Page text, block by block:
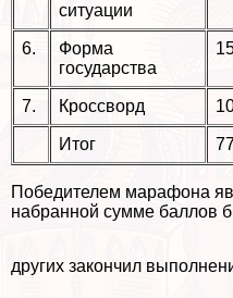
ситуации
6.
Форма
государства
7. Кроссворд
Итог
Победителем марафона
набранной сумме баллов
других закончил